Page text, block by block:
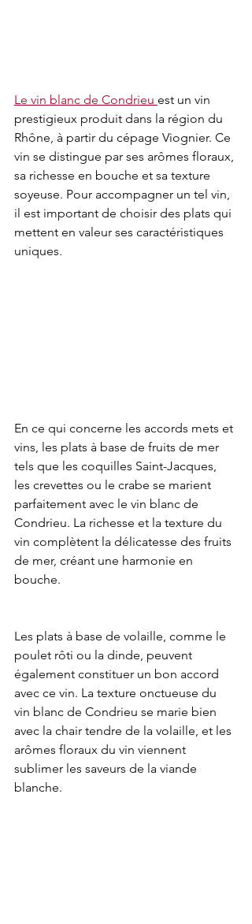
Le vin blanc de Condrieu est un vin
prestigieux produit dans la région du
Rhône, à partir du cépage Viognier. Ce
vin se distingue par ses arômes floraux,
sa richesse en bouche et sa texture
soyeuse. Pour accompagner un tel vin,
il est important de choisir des plats qui
mettent en valeur ses caractéristiques
uniques.
En ce qui concerne les accords mets et
vins, les plats à base de fruits de mer
tels que les coquilles Saint-Jacques,
les crevettes ou le crabe se marient
parfaitement avec le vin blanc de
Condrieu. La richesse et la texture du
vin complètent la délicatesse des fruits
de mer, créant une harmonie en
bouche.
Les plats à base de volaille, comme le
poulet rôti ou la dinde, peuvent
également constituer un bon accord
avec ce vin. La texture onctueuse du
vin blanc de Condrieu se marie bien
avec la chair tendre de la volaille, et les
arômes floraux du vin viennent
sublimer les saveurs de la viande
blanche.